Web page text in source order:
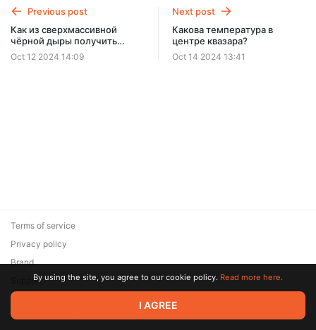
Previous post
Как из сверхмассивной
чёрной дыры получить
квазар?
Oct 12 2024 14:09
Next post
Какова температура в
центре квазара?
Oct 14 2024 13:41
© 2026 Zaya Solutions Limited. All rights reserved. All trademarks
are the property of their respective owners.
Terms of service
Privacy policy
Brand
SupportBy using the site, you agree to our cookie policy. Read more here.
I AGREE